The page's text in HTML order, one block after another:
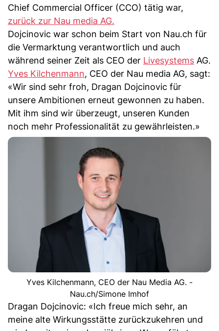
Chief Commercial Officer (CCO) tätig war,
zurück zur Nau media AG.
Dojcinovic war schon beim Start von Nau.ch für
die Vermarktung verantwortlich und auch
während seiner Zeit als CEO der Livesystems AG.
Yves Kilchenmann, CEO der Nau media AG, sagt:
«Wir sind sehr froh, Dragan Dojcinovic für
unsere Ambitionen erneut gewonnen zu haben.
Mit ihm sind wir überzeugt, unseren Kunden
noch mehr Professionalität zu gewährleisten.»
Yves Kilchenmann, CEO der Nau Media AG. -
Nau.ch/Simone Imhof
Dragan Dojcinovic: «Ich freue mich sehr, an
meine alte Wirkungsstätte zurückzukehren und